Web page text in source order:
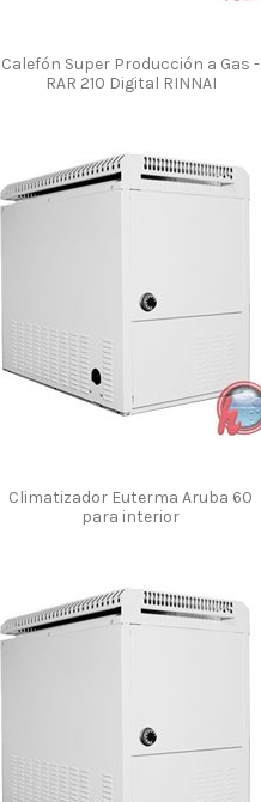
Calefón Super Producción a Gas -
RAR 210 Digital RINNAI
Climatizador Euterma Aruba 60
para interior